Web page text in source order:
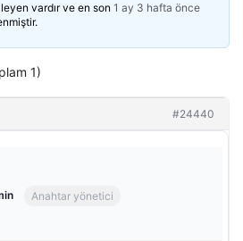
vardır ve en son 1 ay 3 hafta önce
1)
#24440
Anahtar yönetici